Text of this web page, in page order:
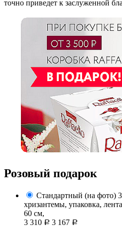
точно приведет к заслуженной
Розовый подарок
Стандартный (на фото)
хризантемы, упаковка, лента
60 см,
3 310 Р 3 167 Р